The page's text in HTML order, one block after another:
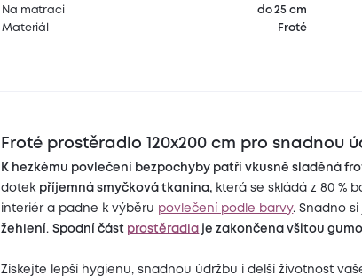
Na matraci
do 25 cm
Materiál
Froté
Froté prostěradlo 120x200 cm pro snadnou
K hezkému povlečení bezpochyby patří vkusně sladěná
dotek příjemná smyčková tkanina, která se skládá z 80 %
interiér a padne k výběru povlečení podle barvy. Snadno
žehlení.Spodní část prostěradla je zakončena všitou
Získejte lepší hygienu, snadnou údržbu i delší životnost